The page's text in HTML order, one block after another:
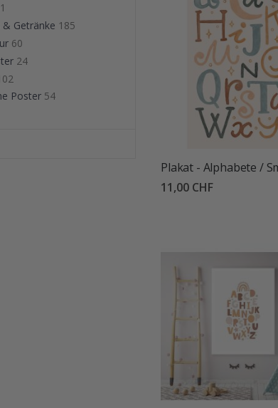
Plakat - Alphabete /
11,00 CHF
& Getränke 185
60
24
Poster 54